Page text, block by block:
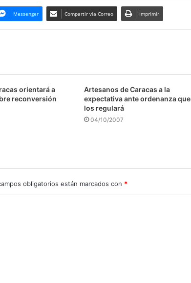
Messenger Compartir via Correo Imprimir
orientará a
reconversión
Artesanos de Caracas a la
expectativa ante ordenanza que
los regulará
04/10/2007
obligatorios están marcados con *